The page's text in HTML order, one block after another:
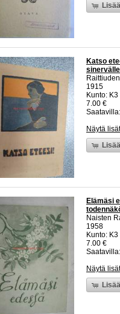
Katso
1915
Kunto:
7.00 €
Näytä
Elämäsi
Naisten
1958
Kunto:
7.00 €
Näytä